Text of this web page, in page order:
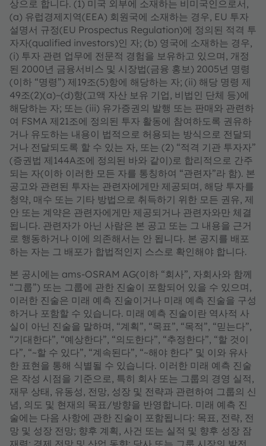
상으로 합니다. (1) 미국 외부에 소재하는 비미국인으로서,
(a) 유럽경제지역(EEA) 회원국에 소재하는 경우, EU 투자
설명서 규정(EU Prospectus Regulation)에 정의된 적격 투
자자(qualified investors)인 자; (b) 영국에 소재하는 경우,
(i) 투자 관련 업무에 전문적 경험을 보유하고 있으며, 개정
된 2000년 금융서비스 및 시장법(금융 홍보) 2005년 명령
(이하 “명령”) 제19조(5)항에 해당하는 자; (ii) 해당 명령 제
49조(2)(a)~(d)항(고액 자산 보유 기업, 비법인 단체 등)에
해당하는 자; 또는 (iii) 유가증권의 발행 또는 판매와 관련하
여 FSMA 제21조에 정의된 투자 활동에 참여하도록 권유하
거나 유도하는 내용이 법적으로 허용되는 방식으로 전달되
거나 전달되도록 할 수 있는 자, 또는 (2) “적격 기관 투자자”
(증권법 제144A조에 정의된 바와 같이)로 합리적으로 간주
되는 자(이하 이러한 모든 자를 통칭하여 “관련자”라 함). 본
공고와 관련된 투자는 관련자에게만 제공되며, 해당 투자를
청약, 매수 또는 기타 방법으로 취득하기 위한 모든 권유, 제
안 또는 계약은 관련자에게만 제공되거나 관련자와만 체결
됩니다. 관련자가 아닌 사람은 본 공고 또는 그 내용을 근거
로 행동하거나 이에 의존해서는 안 됩니다. 본 공지를 배포
하는 자는 그 배포가 합법적인지 스스로 확인해야 합니다.
본 공시에는 ams-OSRAM AG(이하 “회사”, 자회사와 함께
“그룹”) 또는 그룹에 관한 진술이 포함되어 있을 수 있으며,
이러한 진술은 미래 예측 진술이거나 미래 예측 진술을 구성
하거나 포함할 수 있습니다. 미래 예측 진술이란 역사적 사
실이 아닌 진술을 말하며, “계획”, “목표”, “목적”, “믿는다”,
“기대한다”, “예상한다”, “의도한다”, “추정한다”, “할 것이
다”, “~할 수 있다”, “계속된다”, “~해야 한다” 및 이와 유사
한 표현을 통해 식별될 수 있습니다. 이러한 미래 예측 진술
은 작성 시점을 기준으로, 특히 회사 또는 그룹의 경영 실적,
재무 상태, 유동성, 전망, 성장 및 전략과 관련하여 그룹의 신
념, 의도 및 현재의 목표/방향을 반영합니다. 미래 예측 진
술에는 다음 사항에 관한 진술이 포함됩니다: 목표, 전략, 전
망 및 성장 전망; 향후 계획, 사건 또는 실적 및 향후 성장 잠
재력; 경제 전망 및 산업 동향; 당사 또는 그룹 시장의 발전